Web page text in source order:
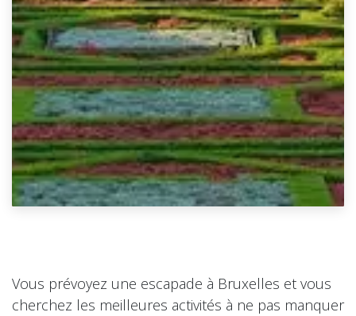
Vous prévoyez une escapade à Bruxelles et vous
cherchez les meilleures activités à ne pas manquer